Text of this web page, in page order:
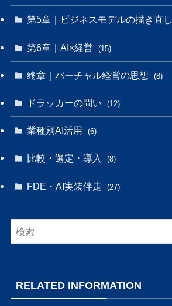
第5章｜ビジネスモデルの描き直し
第6章｜AI×経営 (15)
終章｜バーチャル経営の思想 (8)
ドラッカーの問い (12)
業種別AI活用 (6)
比較・選定・導入 (8)
FDE・AI実装伴走 (27)
RELATED INFORMATION